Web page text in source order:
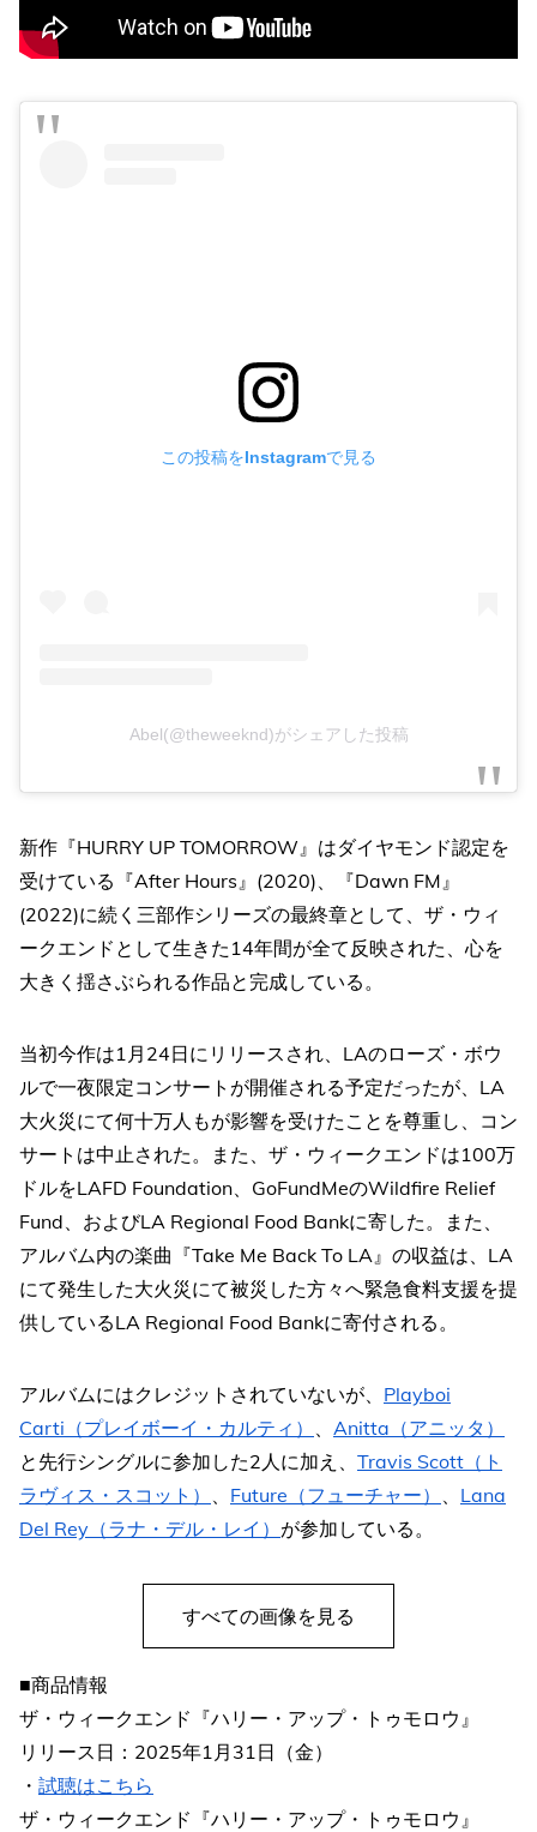
この投稿をInstagramで見る
Abel(@theweeknd)がシェアした投稿
新作『HURRY UP TOMORROW』はダイヤモンド認定を
受けている『After Hours』(2020)、『Dawn FM』
(2022)に続く三部作シリーズの最終章として、ザ・ウィ
ークエンドとして生きた14年間が全て反映された、心を
大きく揺さぶられる作品と完成している。
当初今作は1月24日にリリースされ、LAのローズ・ボウ
ルで一夜限定コンサートが開催される予定だったが、LA
大火災にて何十万人もが影響を受けたことを尊重し、コン
サートは中止された。また、ザ・ウィークエンドは100万
ドルをLAFD Foundation、GoFundMeのWildfire Relief
Fund、およびLA Regional Food Bankに寄した。また、
アルバム内の楽曲『Take Me Back To LA』の収益は、LA
にて発生した大火災にて被災した方々へ緊急食料支援を提
供しているLA Regional Food Bankに寄付される。
アルバムにはクレジットされていないが、 Playboi
Carti（プレイボーイ・カルティ）
Anitta（アニッタ）
と先行シングルに参加した2人に加え、 Travis Scott（ト
ラヴィス・スコット）
Future（フューチャー）
Lana
Del Rey（ラナ・デル・レイ） が参加している。
すべての画像を見る
■商品情報
ザ・ウィークエンド『ハリー・アップ・トゥモロウ』
リリース日：2025年1月31日（金）
・ 試聴はこちら
ザ・ウィークエンド『ハリー・アップ・トゥモロウ』